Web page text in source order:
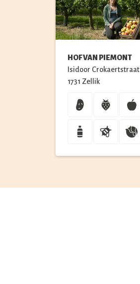
HOF VAN PIEMONT
Isidoor Crokaertstraat
1731 Zellik